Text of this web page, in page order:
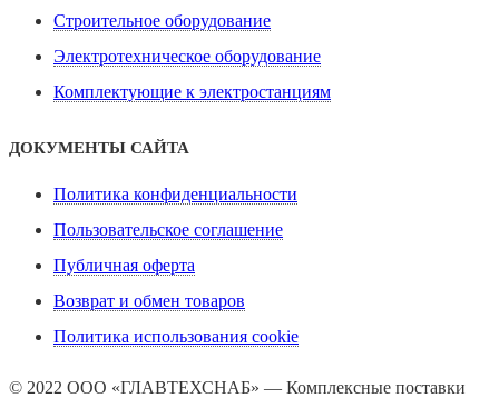
Строительное оборудование
Электротехническое оборудование
Комплектующие к электростанциям
ДОКУМЕНТЫ САЙТА
Политика конфиденциальности
Пользовательское соглашение
Публичная оферта
Возврат и обмен товаров
Политика использования cookie
© 2022 ООО «ГЛАВТЕХСНАБ» — Комплексные поставки